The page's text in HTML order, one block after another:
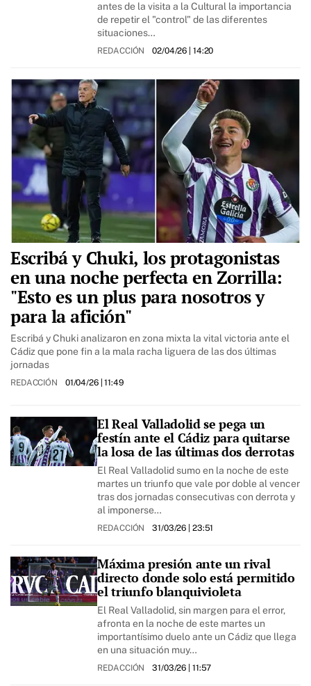
antes de la visita a la Cultural la importancia
de repetir el "control" de las diferentes
situaciones…
REDACCIÓN 02/04/26 | 14:20
Escribá y Chuki, los protagonistas
en una noche perfecta en Zorrilla:
"Esto es un plus para nosotros y
para la afición"
Escribá y Chuki analizaron en zona mixta la vital victoria ante el
Cádiz que pone fin a la mala racha liguera de las dos últimas
jornadas
REDACCIÓN 01/04/26| 11:49
El Real Valladolid se pega un
festín ante el Cádiz para quitarse
la losa de las últimas dos derrotas
El Real Valladolid sumo en la noche de este
martes un triunfo que vale por doble al vencer
tras dos jornadas consecutivas con derrota y
al imponerse…
REDACCIÓN 31/03/26 | 23:51
Máxima presión ante un rival
directo donde solo está permitido
el triunfo blanquivioleta
El Real Valladolid, sin margen para el error,
afronta en la noche de este martes un
importantísimo duelo ante un Cádiz que llega
en una situación muy…
REDACCIÓN 31/03/26 | 11:57